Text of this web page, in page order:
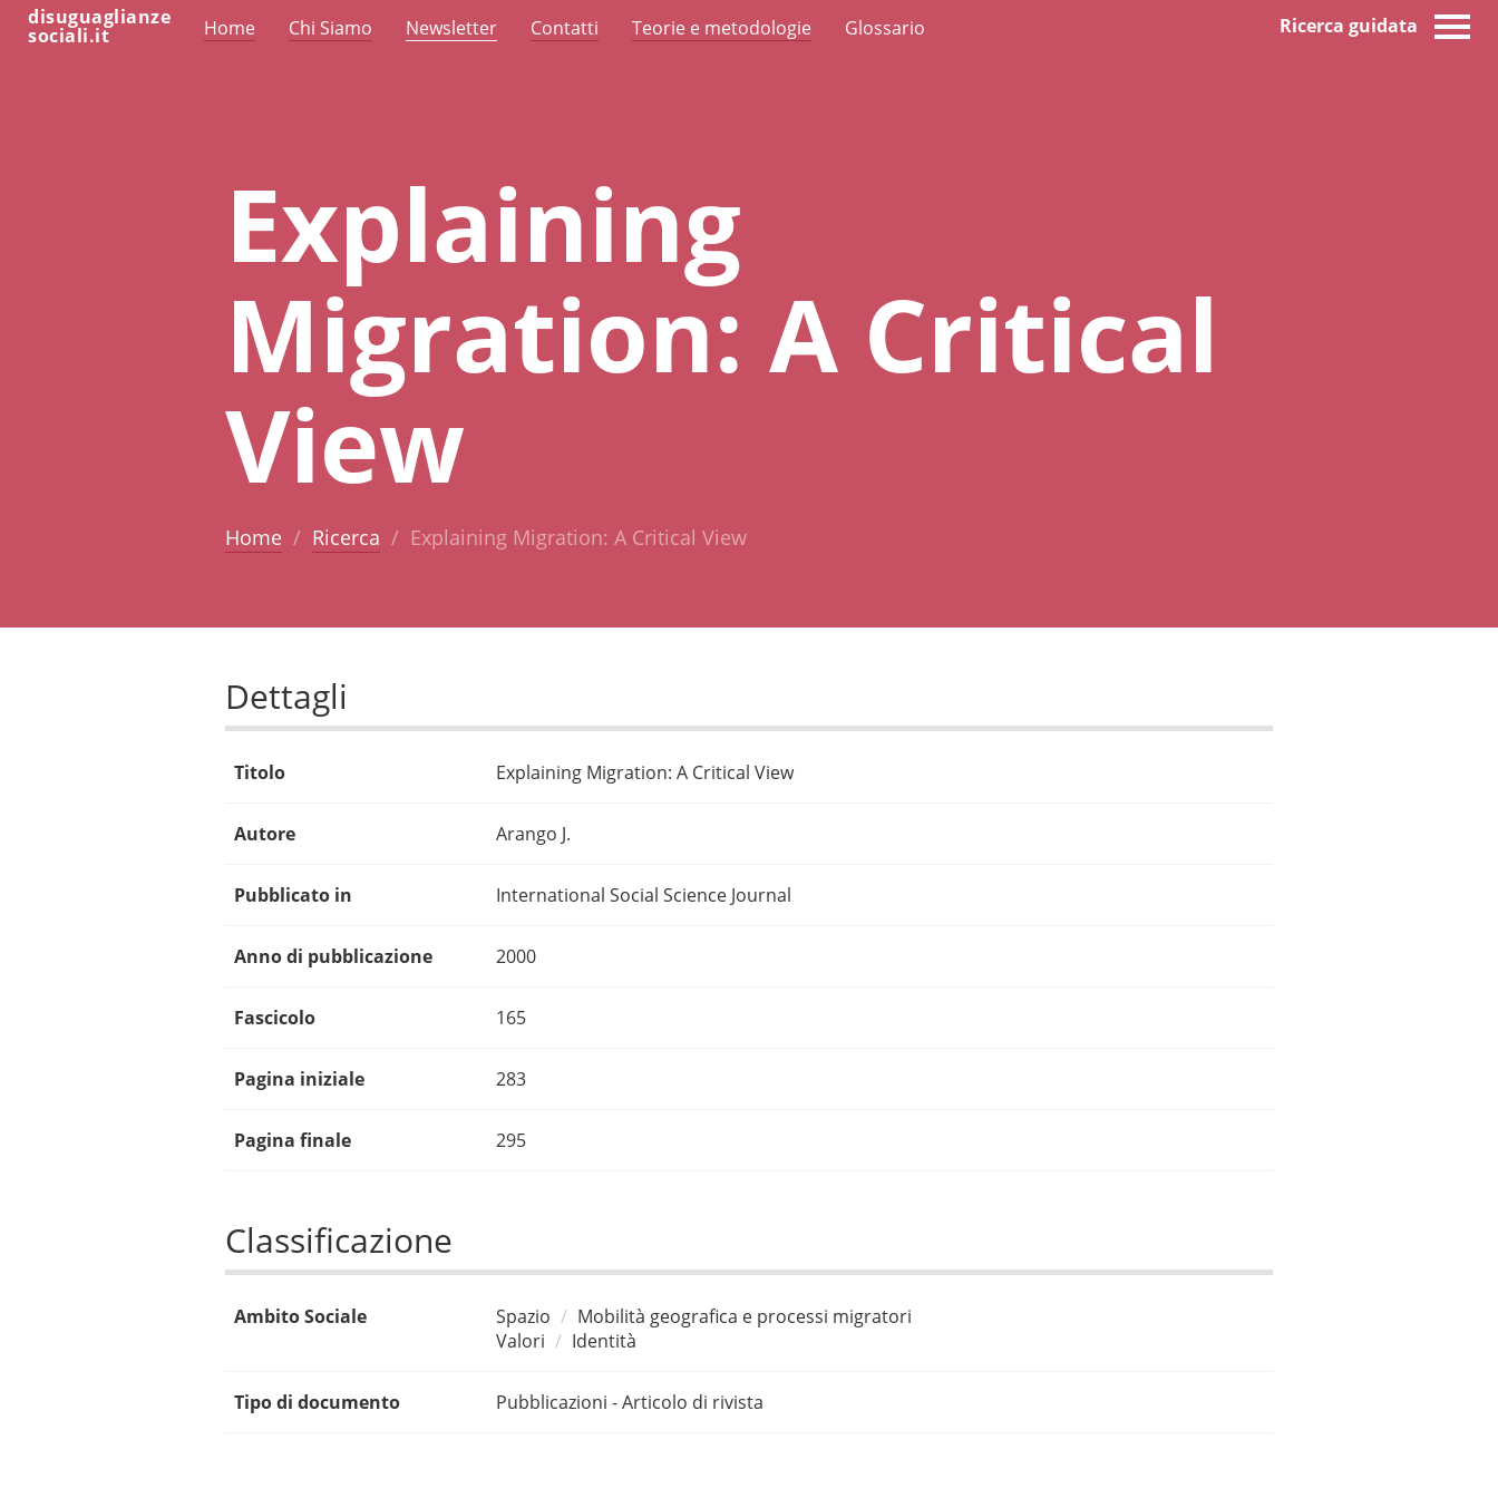
disuguaglianze
sociali.it Home Chi Siamo Newsletter Contatti Teorie e metodologie Glossario Ricerca guidata
Explaining
Migration: A Critical
View
Home Ricerca Explaining Migration: A Critical View
Dettagli
Titolo Explaining Migration: A Critical View
Autore Arango J.
Pubblicato in International Social Science Journal
Anno di pubblicazione 2000
Fascicolo 165
Pagina iniziale 283
Pagina finale 295
Classificazione
Ambito Sociale Spazio
Mobilità geografica e processi migratori
Valori
Identità
Tipo di documento Pubblicazioni - Articolo di rivista